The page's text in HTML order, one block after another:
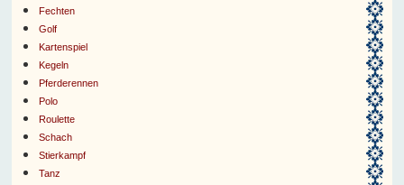
Fechten
Golf
Kartenspiel
Kegeln
Pferderennen
Polo
Roulette
Schach
Stierkampf
Tanz